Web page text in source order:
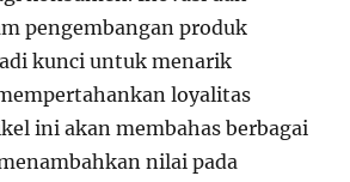
pengembangan produk
kunci untuk menarik
loyalitas
ini akan membahas berbagai
nilai pada